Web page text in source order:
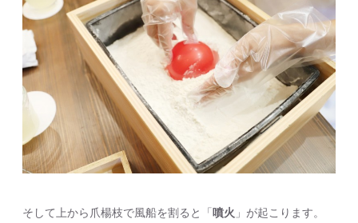
そして上から爪楊枝で風船を割ると「 噴火 」が起こります。